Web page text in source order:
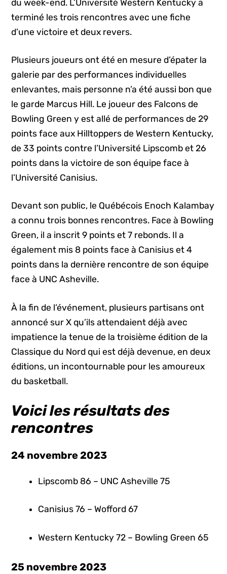
du week-end. L’Université Western Kentucky a
terminé les trois rencontres avec une fiche
d’une victoire et deux revers.
Plusieurs joueurs ont été en mesure d’épater la
galerie par des performances individuelles
enlevantes, mais personne n’a été aussi bon que
le garde Marcus Hill. Le joueur des Falcons de
Bowling Green y est allé de performances de 29
points face aux Hilltoppers de Western Kentucky,
de 33 points contre l’Université Lipscomb et 26
points dans la victoire de son équipe face à
l’Université Canisius.
Devant son public, le Québécois Enoch Kalambay
a connu trois bonnes rencontres. Face à Bowling
Green, il a inscrit 9 points et 7 rebonds. Il a
également mis 8 points face à Canisius et 4
points dans la dernière rencontre de son équipe
face à UNC Asheville.
À la fin de l’événement, plusieurs partisans ont
annoncé sur X qu’ils attendaient déjà avec
impatience la tenue de la troisième édition de la
Classique du Nord qui est déjà devenue, en deux
éditions, un incontournable pour les amoureux
du basketball.
Voici les résultats des
rencontres
24 novembre 2023
Lipscomb 86 – UNC Asheville 75
Canisius 76 – Wofford 67
Western Kentucky 72 – Bowling Green 65
25 novembre 2023